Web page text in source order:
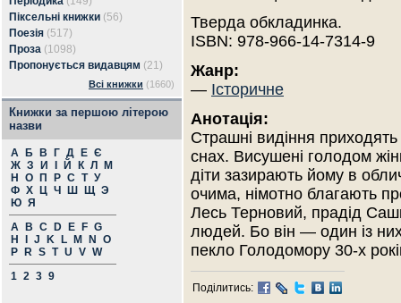
Піксельні книжки (56)
Поезія (517)
Проза (1098)
Пропонується видавцям (21)
Всі книжки (1660)
Книжки за першою літерою
назви
А Б В Г Д Е Є
Ж З И Й К Л
М
Н
О П Р С Т У
Ф Х Ц Ч Ш Щ Э
Ю Я
A
B C D E F G
H
J K L M N
O
P
R S T U V W
1 2 3 9
Тверда обкладинка.
ISBN: 978-966-14-7314-9
Жанр:
— Історичне
Анотація:
Страшні видіння
снах. Висушені голодом
діти зазирають йому в
очима, німотно благають
Лесь Терновий, прадід
людей. Бо він — один із
пекло Голодомору 30-х
Поділитись: